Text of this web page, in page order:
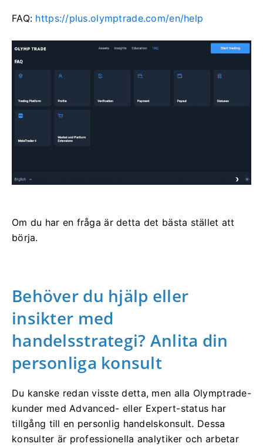
FAQ: https://plus.olymptrade.com/en/help
Om du har en fråga är detta det bästa stället att
börja.
Behöver du hjälp eller
insikter med
handelsstrategi? Anlita din
personliga konsult
Du kanske redan visste detta, men alla Olymptrade-
kunder med Advanced- eller Expert-status har
tillgång till en personlig handelskonsult. Dessa
konsulter är professionella analytiker och arbetar